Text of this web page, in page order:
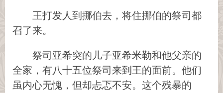
王打发人到挪伯去，将住挪伯的祭司都
召了来。
祭司亚希突的儿子亚希米勒和他父亲的
全家，有八十五位祭司来到王的面前。他们
虽内心无愧，但却忐忑不安。这个残暴的